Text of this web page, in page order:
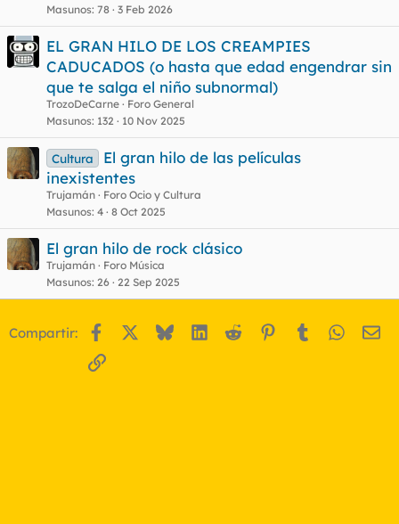
Masunos 78 3 Feb 2026
EL GRAN HILO DE LOS CREAMPIES
CADUCADOS (o hasta que edad engendrar sin
que te salga el niño subnormal)
TrozoDeCarne
Foro General
Masunos 132 10 Nov 2025
Cultura
El gran hilo de las películas
inexistentes
Trujamán
Foro Ocio y Cultura
Masunos 4 8 Oct 2025
El gran hilo de rock clásico
Trujamán
Foro Música
Masunos 26 22 Sep 2025
Compartir: Facebook BlueskyLinkedIn
Reddit Pinterest
Tumblr
Enlace